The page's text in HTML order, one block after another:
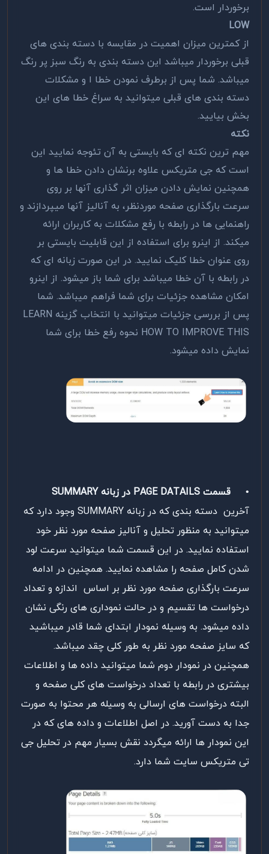
برخوردار است.
LOW
از کمترین میزان اهمیت در مقایسه با دسته بندی های
قبلی برخوردار میباشد این دسته بندی به رنگ سبز پر رنگ
میباشد. شما پس از برطرف نمودن خطا ا و مشکلات
دسته بندی های قبلی میتوانید به سراغ خطا های این
بخش بیایید.
نکته
مهم ترین نکته ای که بایستی به آن تئوجه نمایید این
است که جی متریکس علاوه برنشان دادن خطا ها و
همچنین نمایش دادن میزان اثر گذاری آنها بر روی
سرعت بارگذاری صفحه موردنظر، به آنالیز آنها میپردازند و
راهنمایی ها در رابطه با رفع مشکلات به کاربران ارائه
میکند. از اینرو برای استفاده از این قابلیت بایستی بر
روی عنوان خطا کلیک نمایید. در این صورت زبانه ای که
در رابطه با آن خطا میباشد برای شما باز میشود. از اینرو
امکان مشاهده جزئیات برای شما فراهم میباشد. شما
پس از بررسی جزئیات میتوانید با انتخاب گزینه LEARN
HOW TO IMPROVE THIS نحوه رفع خطا برای شما
نمایش داده میشود.
•
قسمت PAGE DATAILS در زبانه SUMMARY
آخرین دسته بندی که در زبانه SUMMARY وجود دارد که
میتوانید به منظور تحلیل و آنالیز صفحه مورد نظر خود
استفاده نمایید. در این قسمت شما میتوانید سرعت لود
شدن کامل صفحه را مشاهده نمایید. همچنین در ادامه
سرعت بارگذاری صفحه مورد نظر بر اساس اندازه و تعداد
درخواست ها تقسیم و در حالت نموداری های رنگی نشان
داده میشود. به وسیله نمودار ابتدای شما قادر میباشید
که سایز صفحه مورد نظر به طور کلی چقد میباشد.
همچنین در نمودار دوم شما میتوانید داده ها و اطلاعات
بیشتری در رابطه با تعداد درخواست های کلی صفحه و
البته درخواست های ارسالی به وسیله هر محتوا به صورت
جدا به دست آورید. در اصل اطلاعات و داده های که در
این نمودار ها ارائه میگردد نقش بسیار مهم در تحلیل جی
تی متریکس سایت شما دارد.